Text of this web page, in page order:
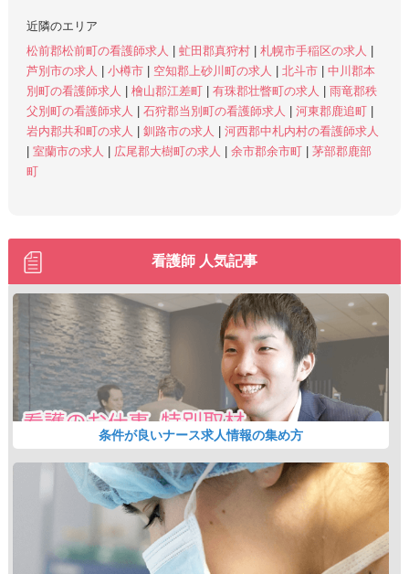
近隣のエリア
松前郡松前町の看護師求人
虻田郡真狩村 札幌市手稲区の求人
芦別市の求人
小樽市 空知郡上砂川町の求人 北斗市
中川郡本
別町の看護師求人
檜山郡江差町 有珠郡壮瞥町の求人
雨竜郡秩
父別町の看護師求人
石狩郡当別町の看護師求人 河東郡鹿追町
岩内郡共和町の求人
釧路市の求人
河西郡中札内村の看護師求人
室蘭市の求人 広尾郡大樹町の求人 余市郡余市町
茅部郡鹿部
町
看護師 人気記事
条件が良いナース求人情報の集め方